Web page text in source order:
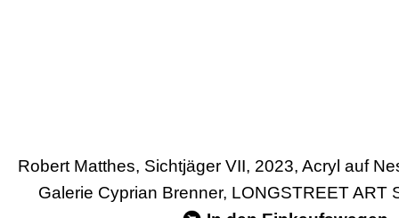
Robert Matthes, Sichtjäger VII, 2023, Acryl auf
Galerie Cyprian Brenner, LONGSTREET ART